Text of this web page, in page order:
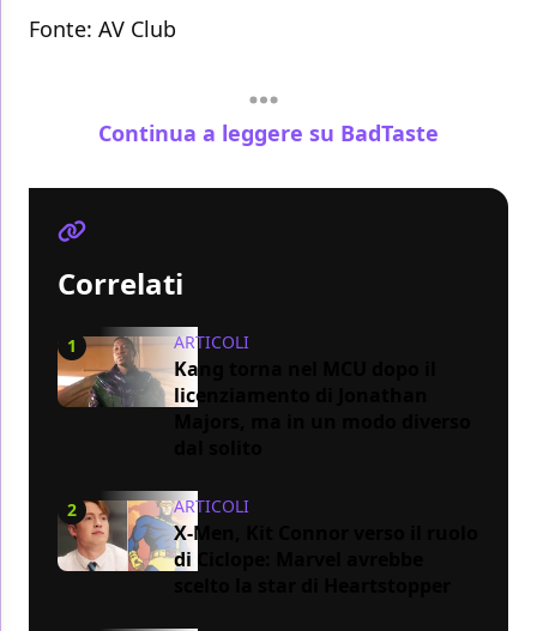
Fonte: AV Club
Continua a leggere su BadTaste
Correlati
1 ARTICOLI
Kang torna nel MCU dopo il
licenziamento di Jonathan
2 ARTICOLI
X-Men, Kit Connor verso il ruolo
di Ciclope: Marvel avrebbe